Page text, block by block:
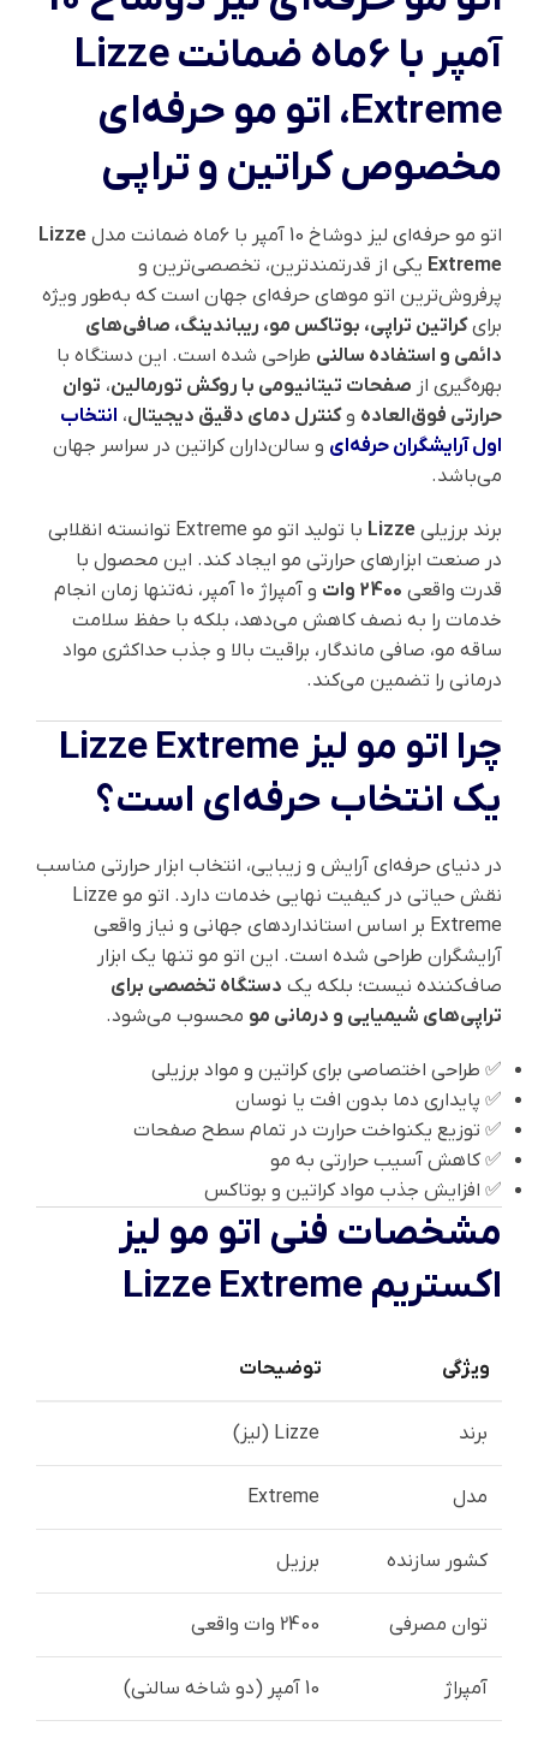
آمپر با 6ماه ضمانت Lizze
Extreme، اتو مو حرفه‌ای
مخصوص کراتین و تراپی
اتو مو حرفه‌ای لیز دوشاخ 10 آمپر با 6ماه ضمانت مدل
Lizze
Extreme یکی از قدرتمندترین، تخصصی‌ترین و
پرفروش‌ترین اتو موهای حرفه‌ای جهان است که به‌طور ویژه
برایکراتین تراپی، بوتاکس مو، ریباندینگ، صافی‌های
دائمی و استفاده سالنی طراحی شده است. این دستگاه با
بهره‌گیری از صفحات تیتانیومی با روکش تورمالین، توان
حرارتی فوق‌العاده وکنترل دمای دقیق دیجیتال، انتخاب
اول آرایشگران حرفه‌ای و سالن‌داران کراتین در سراسر جهان
می‌باشد.
برند برزیلی Lizze
با تولید اتو مو Extreme توانسته انقلابی
در صنعت ابزارهای حرارتی مو ایجاد کند. این محصول با
قدرت واقعی 2400 وات
و آمپراژ 10 آمپر، نه‌تنها زمان انجام
خدمات را به نصف کاهش می‌دهد، بلکه با حفظ سلامت
ساقه مو، صافی ماندگار، براقیت بالا و جذب حداکثری مواد
درمانی را تضمین می‌کند.
چرا اتو مو لیز Lizze Extreme
یک انتخاب حرفه‌ای است؟
در دنیای حرفه‌ای آرایش و زیبایی، انتخاب ابزار حرارتی مناسب
نقش حیاتی در کیفیت نهایی خدمات دارد. اتو مو Lizze
Extreme بر اساس استانداردهای جهانی و نیاز واقعی
آرایشگران طراحی شده است. این اتو مو تنها یک ابزار
صاف‌کننده نیست؛ بلکه یک دستگاه تخصصی برای
تراپی‌های شیمیایی و درمانی مو محسوب می‌شود.
✅ طراحی اختصاصی برای کراتین و مواد برزیلی
✅ پایداری دما بدون افت یا نوسان
✅ توزیع یکنواخت حرارت در تمام سطح صفحات
✅ کاهش آسیب حرارتی به مو
✅ افزایش جذب مواد کراتین و بوتاکس
مشخصات فنی اتو مو لیز
اکستریم Lizze Extreme
ویژگی توضیحات
برند Lizze (لیز)
مدل Extreme
کشور سازنده برزیل
توان مصرفی 2400 وات واقعی
آمپراژ 10 آمپر (دو شاخه سالنی)